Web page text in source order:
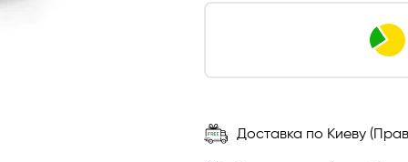
Доставка по Киеву